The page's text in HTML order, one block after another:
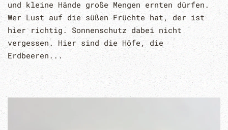
und kleine Hände große Mengen ernten dürfen.
Wer Lust auf die süßen Früchte hat, der ist
hier richtig. Sonnenschutz dabei nicht
vergessen. Hier sind die Höfe, die
Erdbeeren...